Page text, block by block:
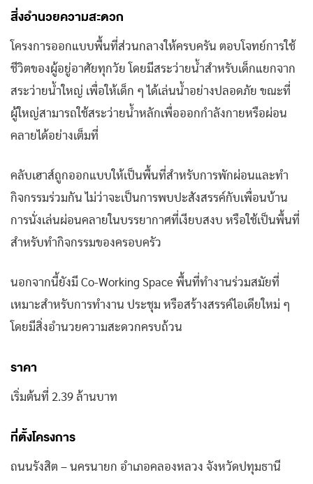
สิ่งอำนวยความสะดวก
โครงการออกแบบพื้นที่ส่วนกลางให้ครบครัน ตอบโจทย์การใช้
ชีวิตของผู้อยู่อาศัยทุกวัย โดยมีสระว่ายน้ำสำหรับเด็กแยกจาก
สระว่ายน้ำใหญ่ เพื่อให้เด็ก ๆ ได้เล่นน้ำอย่างปลอดภัย ขณะที่
ผู้ใหญ่สามารถใช้สระว่ายน้ำหลักเพื่อออกกำลังกายหรือผ่อน
คลายได้อย่างเต็มที่
คลับเฮาส์ถูกออกแบบให้เป็นพื้นที่สำหรับการพักผ่อนและทำ
กิจกรรมร่วมกัน ไม่ว่าจะเป็นการพบปะสังสรรค์กับเพื่อนบ้าน
การนั่งเล่นผ่อนคลายในบรรยากาศที่เงียบสงบ หรือใช้เป็นพื้นที่
สำหรับทำกิจกรรมของครอบครัว
นอกจากนี้ยังมี Co-Working Space พื้นที่ทำงานร่วมสมัยที่
เหมาะสำหรับการทำงาน ประชุม หรือสร้างสรรค์ไอเดียใหม่ ๆ
โดยมีสิ่งอำนวยความสะดวกครบถ้วน
ราคา
เริ่มต้นที่ 2.39 ล้านบาท
ที่ตั้งโครงการ
ถนนรังสิต – นครนายก อำเภอคลองหลวง จังหวัดปทุมธานี